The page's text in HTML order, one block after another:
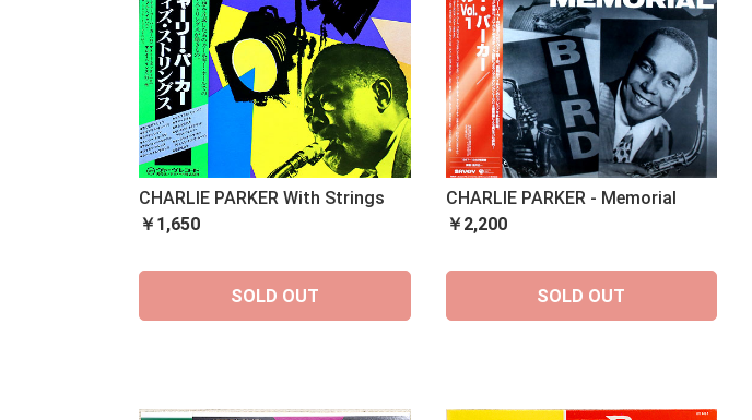
CHARLIE PARKER With Strings
￥1,650
SOLD OUT
CHARLIE PARKER - Memorial
￥2,200
SOLD OUT